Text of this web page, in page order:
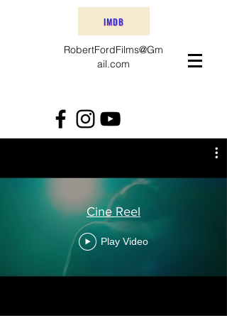
IMDB
RobertFordFilms@Gm
ail.com
Cine Reel
Play Video